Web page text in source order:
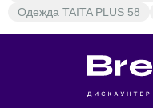
Одежда TAITA PLUS 58